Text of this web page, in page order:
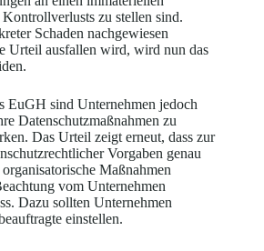
Kontrollverlusts zu stellen sind.
Schaden nachgewiesen
Urteil ausfallen wird, wird nun das
EuGH sind Unternehmen jedoch
Datenschutzmaßnahmen zu
Das Urteil zeigt erneut, dass zur
Vorgaben genau
Maßnahmen
vom Unternehmen
Dazu sollten Unternehmen
einstellen.